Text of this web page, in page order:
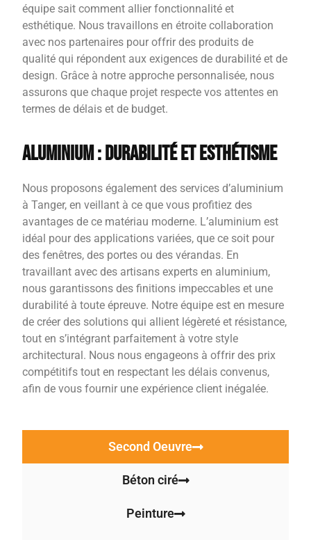
Second Oeuvre
Béton ciré
Peinture
équipe sait comment allier fonctionnalité et
esthétique. Nous travaillons en étroite collaboration
avec nos partenaires pour offrir des produits de
qualité qui répondent aux exigences de durabilité et de
design. Grâce à notre approche personnalisée, nous
assurons que chaque projet respecte vos attentes en
termes de délais et de budget.
Aluminium : Durabilité et Esthétisme
Nous proposons également des services d’aluminium
à Tanger, en veillant à ce que vous profitiez des
avantages de ce matériau moderne. L’aluminium est
idéal pour des applications variées, que ce soit pour
des fenêtres, des portes ou des vérandas. En
travaillant avec des artisans experts en aluminium,
nous garantissons des finitions impeccables et une
durabilité à toute épreuve. Notre équipe est en mesure
de créer des solutions qui allient légèreté et résistance,
tout en s’intégrant parfaitement à votre style
architectural. Nous nous engageons à offrir des prix
compétitifs tout en respectant les délais convenus,
afin de vous fournir une expérience client inégalée.